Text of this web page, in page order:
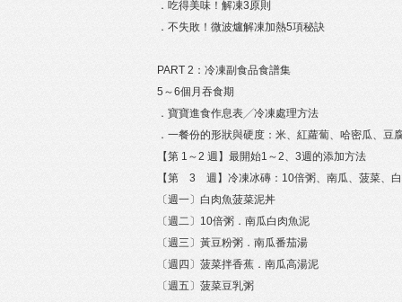
．吃得美味！解凍3原則
．不失敗！微波爐解凍加熱5項秘訣
PART 2：冷凍副食品食譜集
5～6個月吞食期
．寶寶進食作息表╱冷凍處理方法
．一餐份的形狀與硬度：米、紅蘿蔔、哈密瓜、豆
【第 1～2 週】最開始1～2、3週的添加方法
【第 3 週】冷凍冰磚：10倍粥、南瓜、菠菜、
〔週一〕白肉魚菠菜泥丼
〔週二〕10倍粥．南瓜白肉魚泥
〔週三〕黃豆粉粥．南瓜番茄湯
〔週四〕菠菜拌香蕉．南瓜高湯泥
〔週五〕菠菜豆乳粥